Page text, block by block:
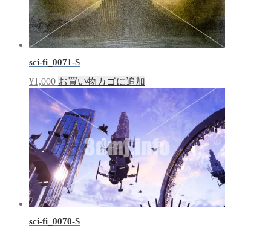
sci-fi_0071-S
¥1,000 お買い物カゴに追加
sci-fi_0070-S